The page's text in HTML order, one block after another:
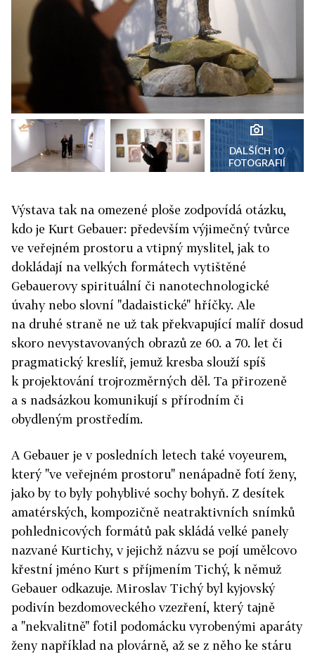
DALŠÍCH 10
FOTOGRAFIÍ
Výstava tak na omezené ploše zodpovídá otázku,
kdo je Kurt Gebauer: především výjimečný tvůrce
ve veřejném prostoru a vtipný myslitel, jak to
dokládají na velkých formátech vytištěné
Gebauerovy spirituální či nanotechnologické
úvahy nebo slovní "dadaistické" hříčky. Ale
na druhé straně ne už tak překvapující malíř dosud
skoro nevystavovaných obrazů ze 60. a 70. let či
pragmatický kreslíř, jemuž kresba slouží spíš
k projektování trojrozměrných děl. Ta přirozeně
a s nadsázkou komunikují s přírodním či
obydleným prostředím.
A Gebauer je v posledních letech také voyeurem,
který "ve veřejném prostoru" nenápadně fotí ženy,
jako by to byly pohyblivé sochy bohyň. Z desítek
amatérských, kompozičně neatraktivních snímků
pohlednicových formátů pak skládá velké panely
nazvané Kurtichy, v jejichž názvu se pojí umělcovo
křestní jméno Kurt s příjmením Tichý, k němuž
Gebauer odkazuje. Miroslav Tichý byl kyjovský
podivín bezdomoveckého vzezření, který tajně
a "nekvalitně" fotil podomácku vyrobenými aparáty
ženy například na plovárně, až se z něho ke stáru